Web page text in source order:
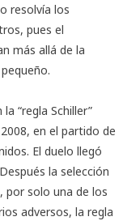
resolvía los
pues el
más allá de la
la “regla Schiller”
en el partido de
El duelo llegó
la selección
por solo una de los
adversos, la regla